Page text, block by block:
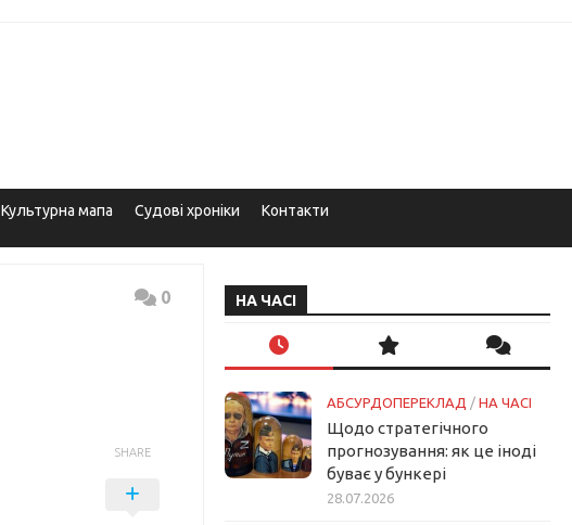
Культурна мапа Судові хроніки Контакти
0
SHARE
НА ЧАСІ
АБСУРДОПЕРЕКЛАД / НА ЧАСІ
Щодо стратегічного
прогнозування: як це іноді
буває у бункері
28.07.2026